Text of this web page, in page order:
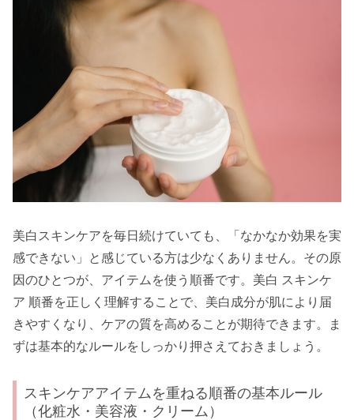
美白スキンケアを毎日続けていても、「なかなか効果を実
感できない」と感じている方は少なくありません。その原
因のひとつが、アイテムを使う順番です。美白 スキンケ
ア 順番を正しく理解することで、美白成分が肌により届
きやすくなり、ケアの質を高めることが期待できます。ま
ずは基本的なルールをしっかり押さえておきましょう。
スキンケアアイテムを重ねる順番の基本ルール
（化粧水・美容液・クリーム）